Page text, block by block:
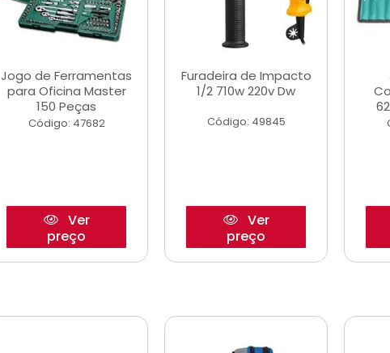
Jogo de Ferramentas
para Oficina Master
150 Peças
Código: 47682
Ver
preço
Furadeira de Impacto
1/2 710w 220v Dw
Código: 49845
Ver
preço